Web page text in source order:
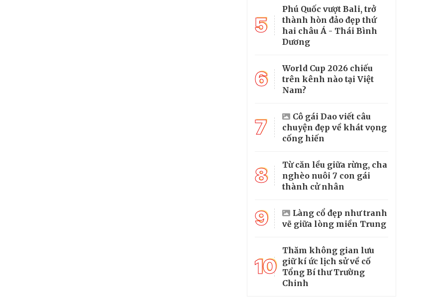
5
Phú Quốc vượt Bali, trở
thành hòn đảo đẹp thứ
hai châu Á - Thái Bình
Dương
6
World Cup 2026 chiếu
trên kênh nào tại Việt
Nam?
7
Cô gái Dao viết câu
chuyện đẹp về khát vọng
cống hiến
8
Từ căn lều giữa rừng, cha
nghèo nuôi 7 con gái
thành cử nhân
9
Làng cổ đẹp như tranh
vẽ giữa lòng miền Trung
10
Thăm không gian lưu
giữ kí ức lịch sử về cố
Tổng Bí thư Trường
Chinh